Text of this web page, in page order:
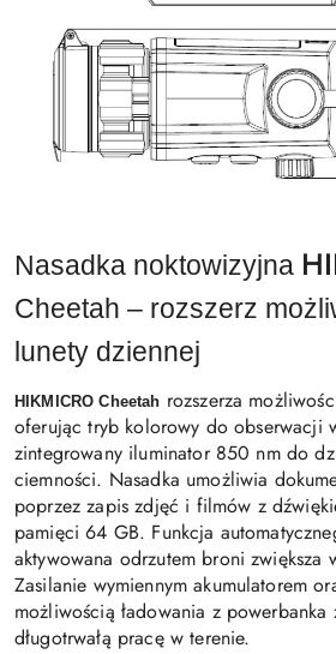
Nasadka noktowizyjna
Cheetah – rozszerz
lunety dziennej
HIKMICRO Cheetah rozszerza
oferując tryb kolorowy do obserwacji
zintegrowany iluminator 850 nm do
ciemności. Nasadka umożliwia
poprzez zapis zdjęć i filmów z
pamięci 64 GB. Funkcja
aktywowana odrzutem broni zwiększa
Zasilanie wymiennym akumulatorem
możliwością ładowania z powerbanka
długotrwałą pracę w terenie.